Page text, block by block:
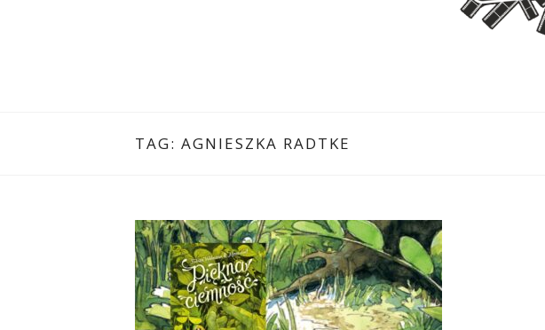
TAG: AGNIESZKA RADTKE